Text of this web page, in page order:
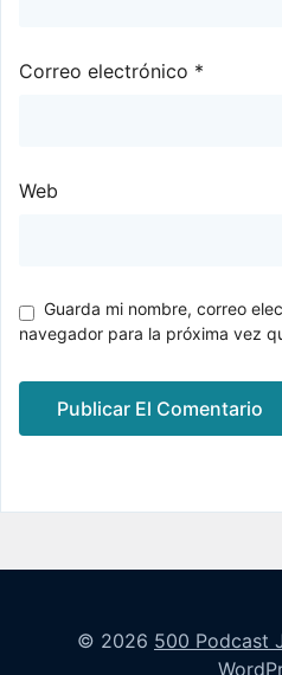
Correo electrónico *
Web
Guarda mi nombre, correo
navegador para la próxima vez
© 2026 500 Podcast